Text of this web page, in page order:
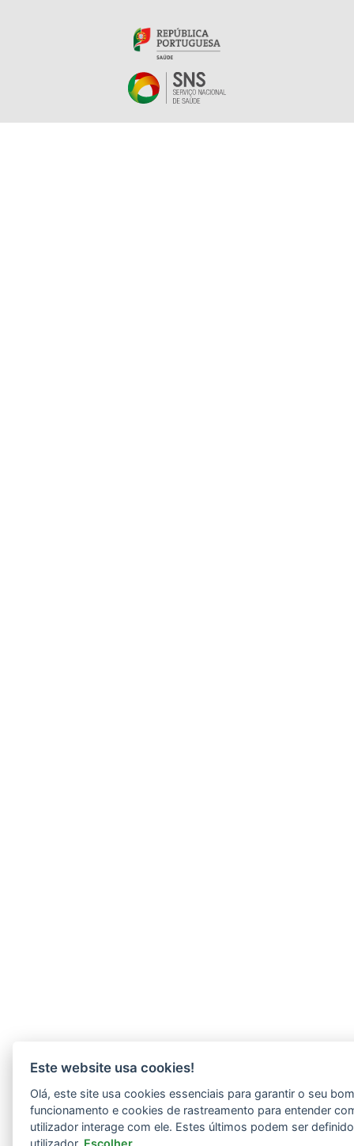
Este website usa cookies!
Olá, este site usa cookies essenciais para garantir o seu
funcionamento e cookies de rastreamento para entender
utilizador interage com ele. Estes últimos podem ser
utilizador. Escolher